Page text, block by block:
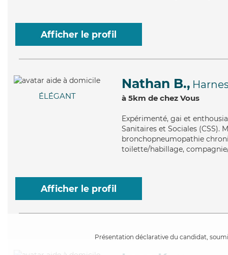
Afficher le profil
ÉLÉGANT
Nathan B., Harnes
à 5km de chez Vous
Expérimenté, gai et
Sanitaires et Sociales (CSS).
bronchopneumopathie
toilette/habillage,
Afficher le profil
Présentation déclarative du candidat,